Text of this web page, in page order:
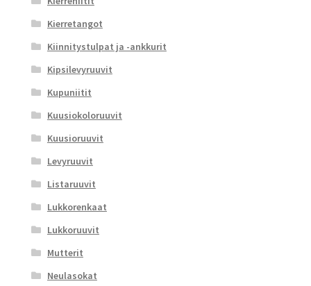
Kierretangot
Kiinnitystulpat ja -ankkurit
Kipsilevyruuvit
Kupuniitit
Kuusiokoloruuvit
Kuusioruuvit
Levyruuvit
Listaruuvit
Lukkorenkaat
Lukkoruuvit
Mutterit
Neulasokat